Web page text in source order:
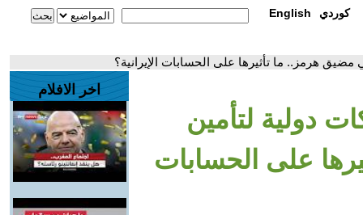
English كوردي
هرمز.. ما تأثيرها على الحسابات الإيرانية؟
دولية لتأمين
على الحسابات
اخر الافلام